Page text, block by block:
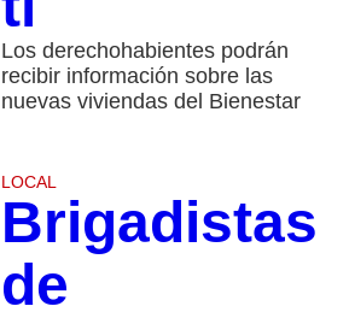
Los derechohabientes podrán
recibir información sobre las
nuevas viviendas del Bienestar
LOCAL
Brigadistas
de